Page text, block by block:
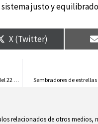
justo y
X (Twitter)
Periodo para Cobrar Premios del Sorteo de Navidad 2024 Establecido del 22 de Diciembre al 24 de Marzo de 2025 Sembradores de
relacionados de otros medios,